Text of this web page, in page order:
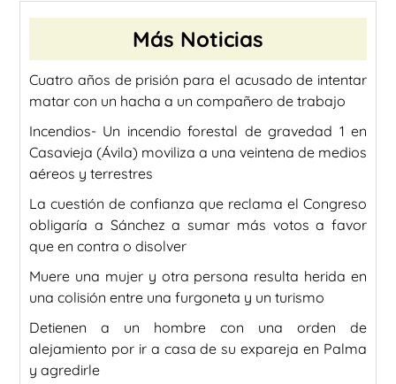
Más Noticias
Cuatro años de prisión para el acusado de intentar
matar con un hacha a un compañero de trabajo
Incendios- Un incendio forestal de gravedad 1 en
Casavieja (Ávila) moviliza a una veintena de medios
aéreos y terrestres
La cuestión de confianza que reclama el Congreso
obligaría a Sánchez a sumar más votos a favor
que en contra o disolver
Muere una mujer y otra persona resulta herida en
una colisión entre una furgoneta y un turismo
Detienen a un hombre con una orden de
alejamiento por ir a casa de su expareja en Palma
y agredirle